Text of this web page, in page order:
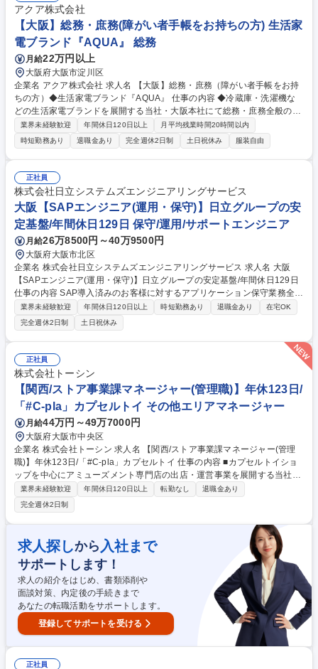
改修も担当 ※作業は業者だが要件定義などはあり ■給与計算・社会保険：
システム管理。基礎から専門知識までの習得が可能 ■採用/教育：新卒・中
途採用活動、研修の調整 募集職種 【大阪/人事】未経験大歓迎/年休125日/
川重Gの中核企業/リモートワーク有！
アクア株式会社
【大阪】総務・庶務(障がい者手帳をお持ちの方) 生活家
電ブランド『AQUA』 総務
月給22万円以上
大阪府大阪市淀川区
企業名 アクア株式会社 求人名 【大阪】総務・庶務（障がい者手帳をお持
ちの方）◆生活家電ブランド『AQUA』 仕事の内容 ◆冷蔵庫・洗濯機な
どの生活家電ブランドを展開する当社・大阪本社にて総務・庶務全般の業
務をご担当いただきます。※ご採用者のご経験に合わせ、業務内容につい
ては決定します。 【業務内容例】◆大阪本社総務・庶務全般 ・拠点総務
業務主幹・受付窓口業務（来客応対含む） ・配送物、郵便対応全般・備品
管理および手配 ◆大阪本社内社員からの依頼対応 ・押印申請対応・配送
物対応 ◆その他：全社総務業務、人事業務 募集職種 【大阪】総務・庶務
（障がい者手帳をお持ちの方）◆生活家電ブランド『AQUA』
業界未経験歓迎 年間休日120日以上
月平均残業時間20時間以内
時短勤務あり
退職金あり 完全週休2日制 土日祝休み 服装自由
正社員
株式会社日立システムズエンジニアリングサービス
大阪【SAPエンジニア(運用・保守)】日立グループの安
定基盤/年間休日129日 保守/運用/サポートエンジニア
月給26万8500円～40万9500円
大阪府大阪市北区
企業名 株式会社日立システムズエンジニアリングサービス 求人名 大阪
【SAPエンジニア(運用・保守)】日立グループの安定基盤/年間休日129日
仕事の内容 SAP導入済みのお客様に対するアプリケーション保守業務全般
をお任せします。業務部門やIT部門からの問い合わせ対応を起点に、状況
調査、原因の切り分け、解決策の提示まで幅広く対応していただきます。
【具体的業務】■SAP標準機能や設定に関する問い合わせ対応 ■マスタや
カスタマイズの追加、変更対応 ■不具合発生時の原因調査および軽微な修
正（ABAP等） ■対応方針の整理、顧客への説明、ベンダーへのエスカレ
ーション ■改修後のテスト、リリース対応 ※ジョブ監視などの定型作業は
少なく、課題解決に向けたアプリ保守が中心。顧客のリアルな業務に深く
関われます。 募集職種 大阪【SAPエンジニア(運用・保守)】日立グループ
の安定基盤/年間休日129日
業界未経験歓迎 年間休日120日以上 時短勤務あり 退職金あり
在宅OK
完全週休2日制
土日祝休み
正社員
株式会社トーシン
【関西/ストア事業課マネージャー(管理職)】年休123日/
「#C-pla」カプセルトイ その他エリアマネージャー
月給44万円～49万7000円
大阪府大阪市中央区
企業名 株式会社トーシン 求人名 【関西/ストア事業課マネージャー(管理
職)】年休123日/「#C-pla」カプセルトイ 仕事の内容 ■カプセルトイショ
ップを中心にアミューズメント専門店の出店・運営事業を展開する当社に
て、 店舗を担当しているSV職のマネジメント、及び担当エリアの売上・
店舗管理全般をお任せします。 【業務詳細】 ■マネジメント：SV職の教
育、育成、評価 ■人員管理：勤怠管理、採用面接など ■店舗及び担当エリ
アの収益管理や分析 ■商品管理：商品構成、在庫最適化 ■顧客折衝 ■店舗
の改善、施策の実行 募集職種 【関西/ストア事業課マネージャー(管理
職)】年休123日/「#C-pla」カプセルトイ
業界未経験歓迎 年間休日120日以上 転勤なし
退職金あり
完全週休2日制
求人探しから 入社まで
サポートします！
求人の紹介をはじめ、書類添削や
面談対策、内定後の手続きまで
あなたの転職活動をサポートします。
登録してサポートを受ける
正社員